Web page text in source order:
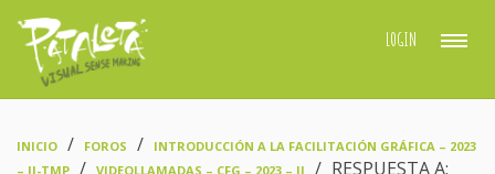
LOGIN
INICIO FOROS
INTRODUCCIÓN A LA FACILITACIÓN GRÁFICA – 2023
– II-TMP
VIDEOLLAMADAS – CFG – 2023 – II
RESPUESTA A: